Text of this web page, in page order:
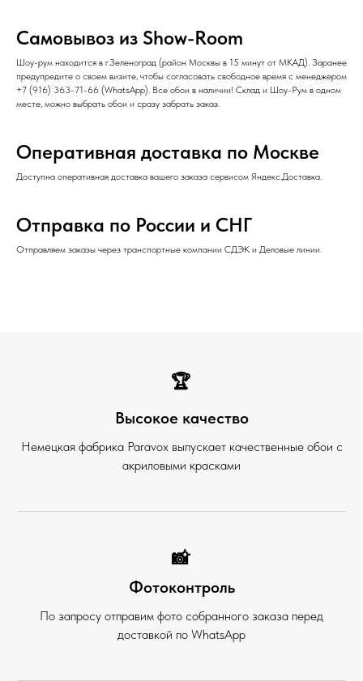
Самовывоз из Show-Room
Шоу-рум находится в г.Зеленоград (район Москвы в 15 минут от МКАД). Заранее
предупредите о своем визите, чтобы согласовать свободное время с менеджером
+7 (916) 363-71-66 (WhatsApp). Все обои в наличии! Склад и Шоу-Рум в одном
месте, можно выбрать обои и сразу забрать заказ.
Оперативная доставка по Москве
Доступна оперативная доставка вашего заказа сервисом Яндекс.Доставка.
Отправка по России и СНГ
Отправляем заказы через транспортные компании СДЭК и Деловые линии.
🏆
Высокое качество
Немецкая фабрика Paravox выпускает качественные обои с
акриловыми красками
📸
Фотоконтроль
По запросу отправим фото собранного заказа перед
доставкой по WhatsApp